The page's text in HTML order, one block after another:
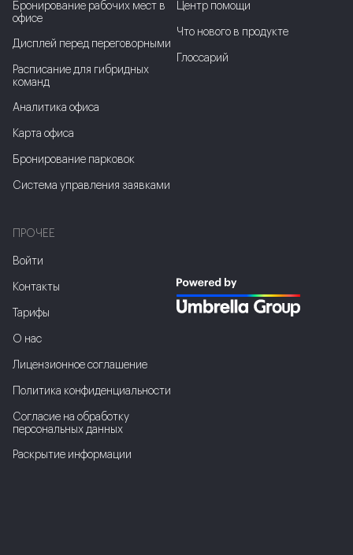
Бронирование рабочих мест в
офисе
Дисплей перед переговорными
Расписание для гибридных
команд
Аналитика офиса
Карта офиса
Бронирование парковок
Система управления заявками
Центр помощи
Что нового в продукте
Глоссарий
ПРОЧЕЕ
Войти
Контакты
Тарифы
О нас
Лицензионное соглашение
Политика конфиденциальности
Соглаcие на обработку
персональных данных
Раскрытие информации